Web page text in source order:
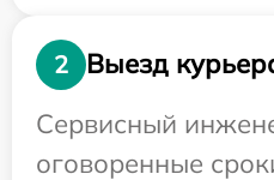
2
Выезд
Сервисный
оговоренные